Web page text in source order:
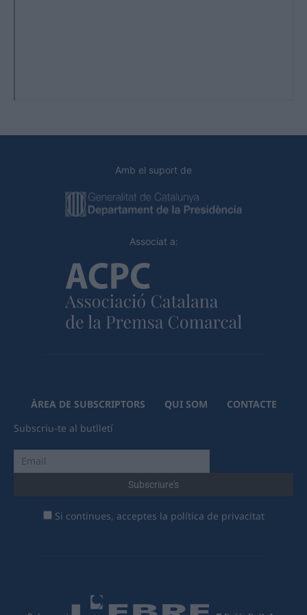
Amb el suport de
Associat a:
ÀREA DE SUBSCRIPTORS QUI SOM
CONTACTE
Subscriu-te al butlletí
Si continues, acceptes la política de privacitat